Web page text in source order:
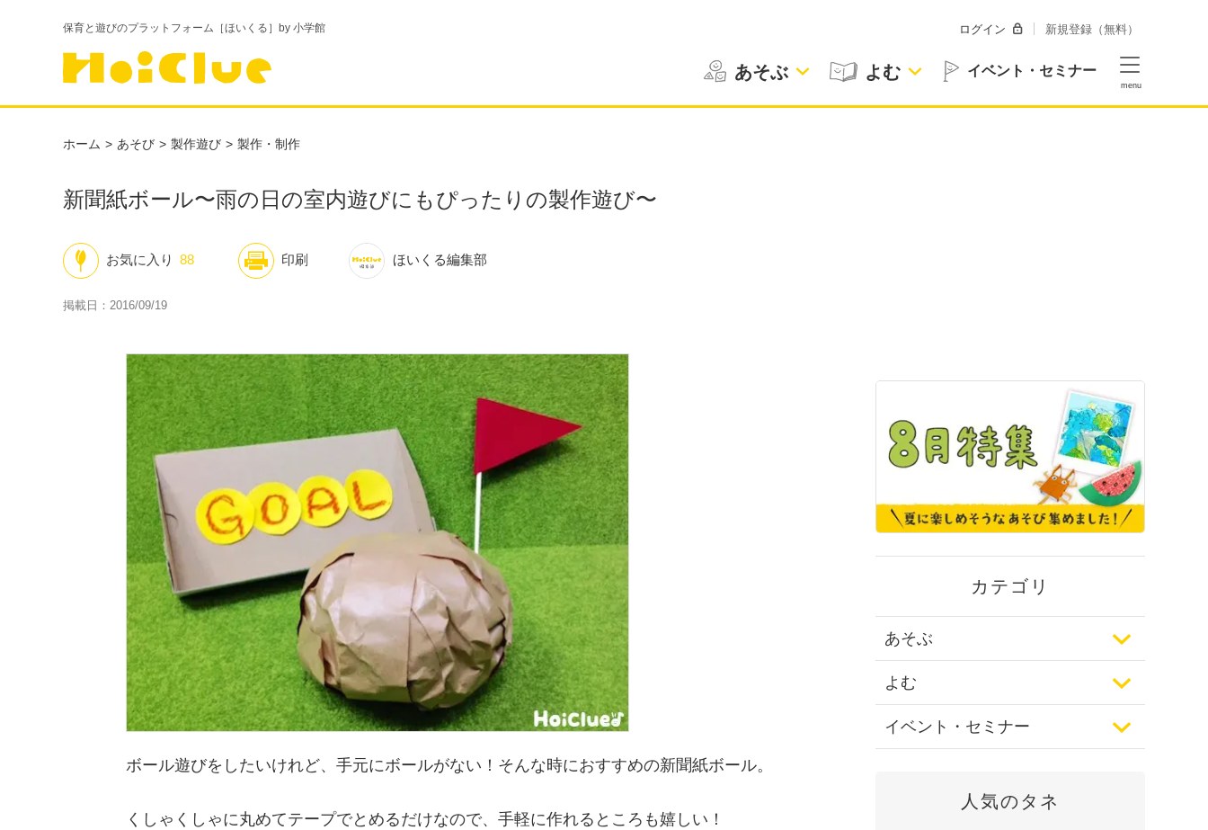
保育と遊びのプラットフォーム［ほいくる］by 小学館
あそぶ よむ イベント・セミナー
ログイン 新規登録（無料）
ホーム あそび 製作遊び 製作・制作
新聞紙ボール〜雨の日の室内遊びにもぴったりの製作遊び〜
ほいくる編集部
お気に入り 88 印刷
掲載日：2016/09/19
ボール遊びをしたいけれど、手元にボールがない！そんな時におすすめの新聞紙ボール。
くしゃくしゃに丸めてテープでとめるだけなので、手軽に作れるところも嬉しい！
カテゴリ
あそぶ
よむ
イベント・セミナー
人気のタネ